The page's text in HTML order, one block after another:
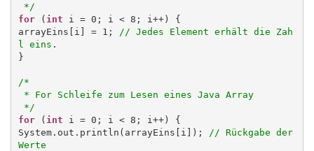
*/
for ( int i = 0; i < 8; i++) {
arrayEins[i] = 1;
// Jedes Element erhält die Zah
l eins .
}
/*
*/
for ( int i = 0; i < 8; i++) {
System.out.println(arrayEins[i]);
// Rückgabe der
Werte